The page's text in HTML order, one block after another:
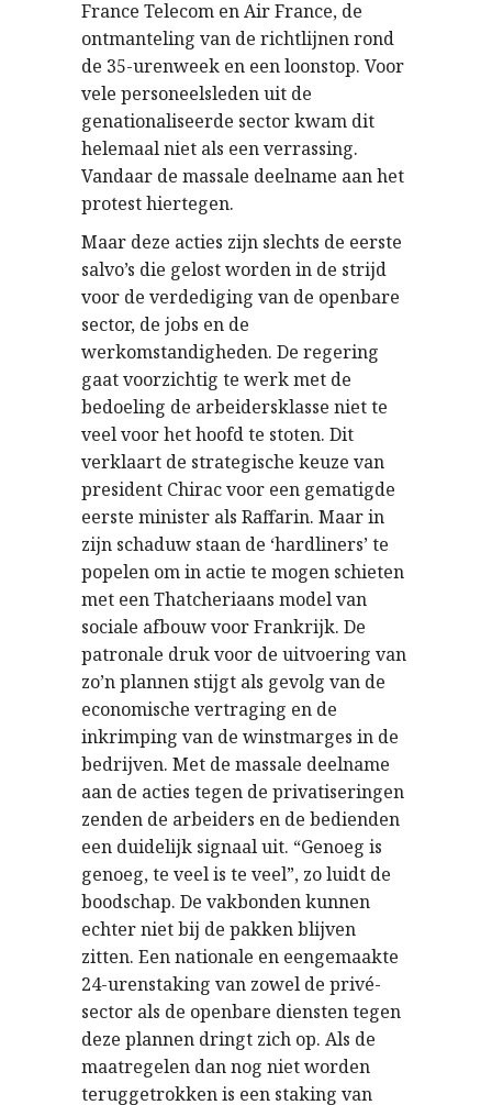
France Telecom en Air France, de
ontmanteling van de richtlijnen rond
de 35-urenweek en een loonstop. Voor
vele personeelsleden uit de
genationaliseerde sector kwam dit
helemaal niet als een verrassing.
Vandaar de massale deelname aan het
protest hiertegen.
Maar deze acties zijn slechts de eerste
salvo’s die gelost worden in de strijd
voor de verdediging van de openbare
sector, de jobs en de
werkomstandigheden. De regering
gaat voorzichtig te werk met de
bedoeling de arbeidersklasse niet te
veel voor het hoofd te stoten. Dit
verklaart de strategische keuze van
president Chirac voor een gematigde
eerste minister als Raffarin. Maar in
zijn schaduw staan de ‘hardliners’ te
popelen om in actie te mogen schieten
met een Thatcheriaans model van
sociale afbouw voor Frankrijk. De
patronale druk voor de uitvoering van
zo’n plannen stijgt als gevolg van de
economische vertraging en de
inkrimping van de winstmarges in de
bedrijven. Met de massale deelname
aan de acties tegen de privatiseringen
zenden de arbeiders en de bedienden
een duidelijk signaal uit. “Genoeg is
genoeg, te veel is te veel”, zo luidt de
boodschap. De vakbonden kunnen
echter niet bij de pakken blijven
zitten. Een nationale en eengemaakte
24-urenstaking van zowel de privé-
sector als de openbare diensten tegen
deze plannen dringt zich op. Als de
maatregelen dan nog niet worden
teruggetrokken is een staking van